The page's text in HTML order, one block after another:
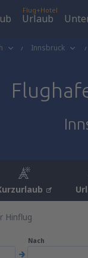
Flug+Hotel
Urlaub
Innsbruck
Hinflug
Nach